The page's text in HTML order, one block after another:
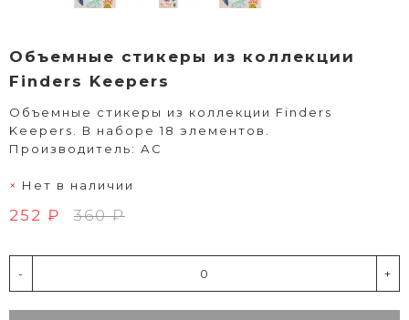
Объемные стикеры из коллекции
Finders Keepers
Объемные стикеры из коллекции Finders
Keepers. В наборе 18 элементов.
Производитель: АС
Нет в наличии
252 ₽ 360 ₽
- +